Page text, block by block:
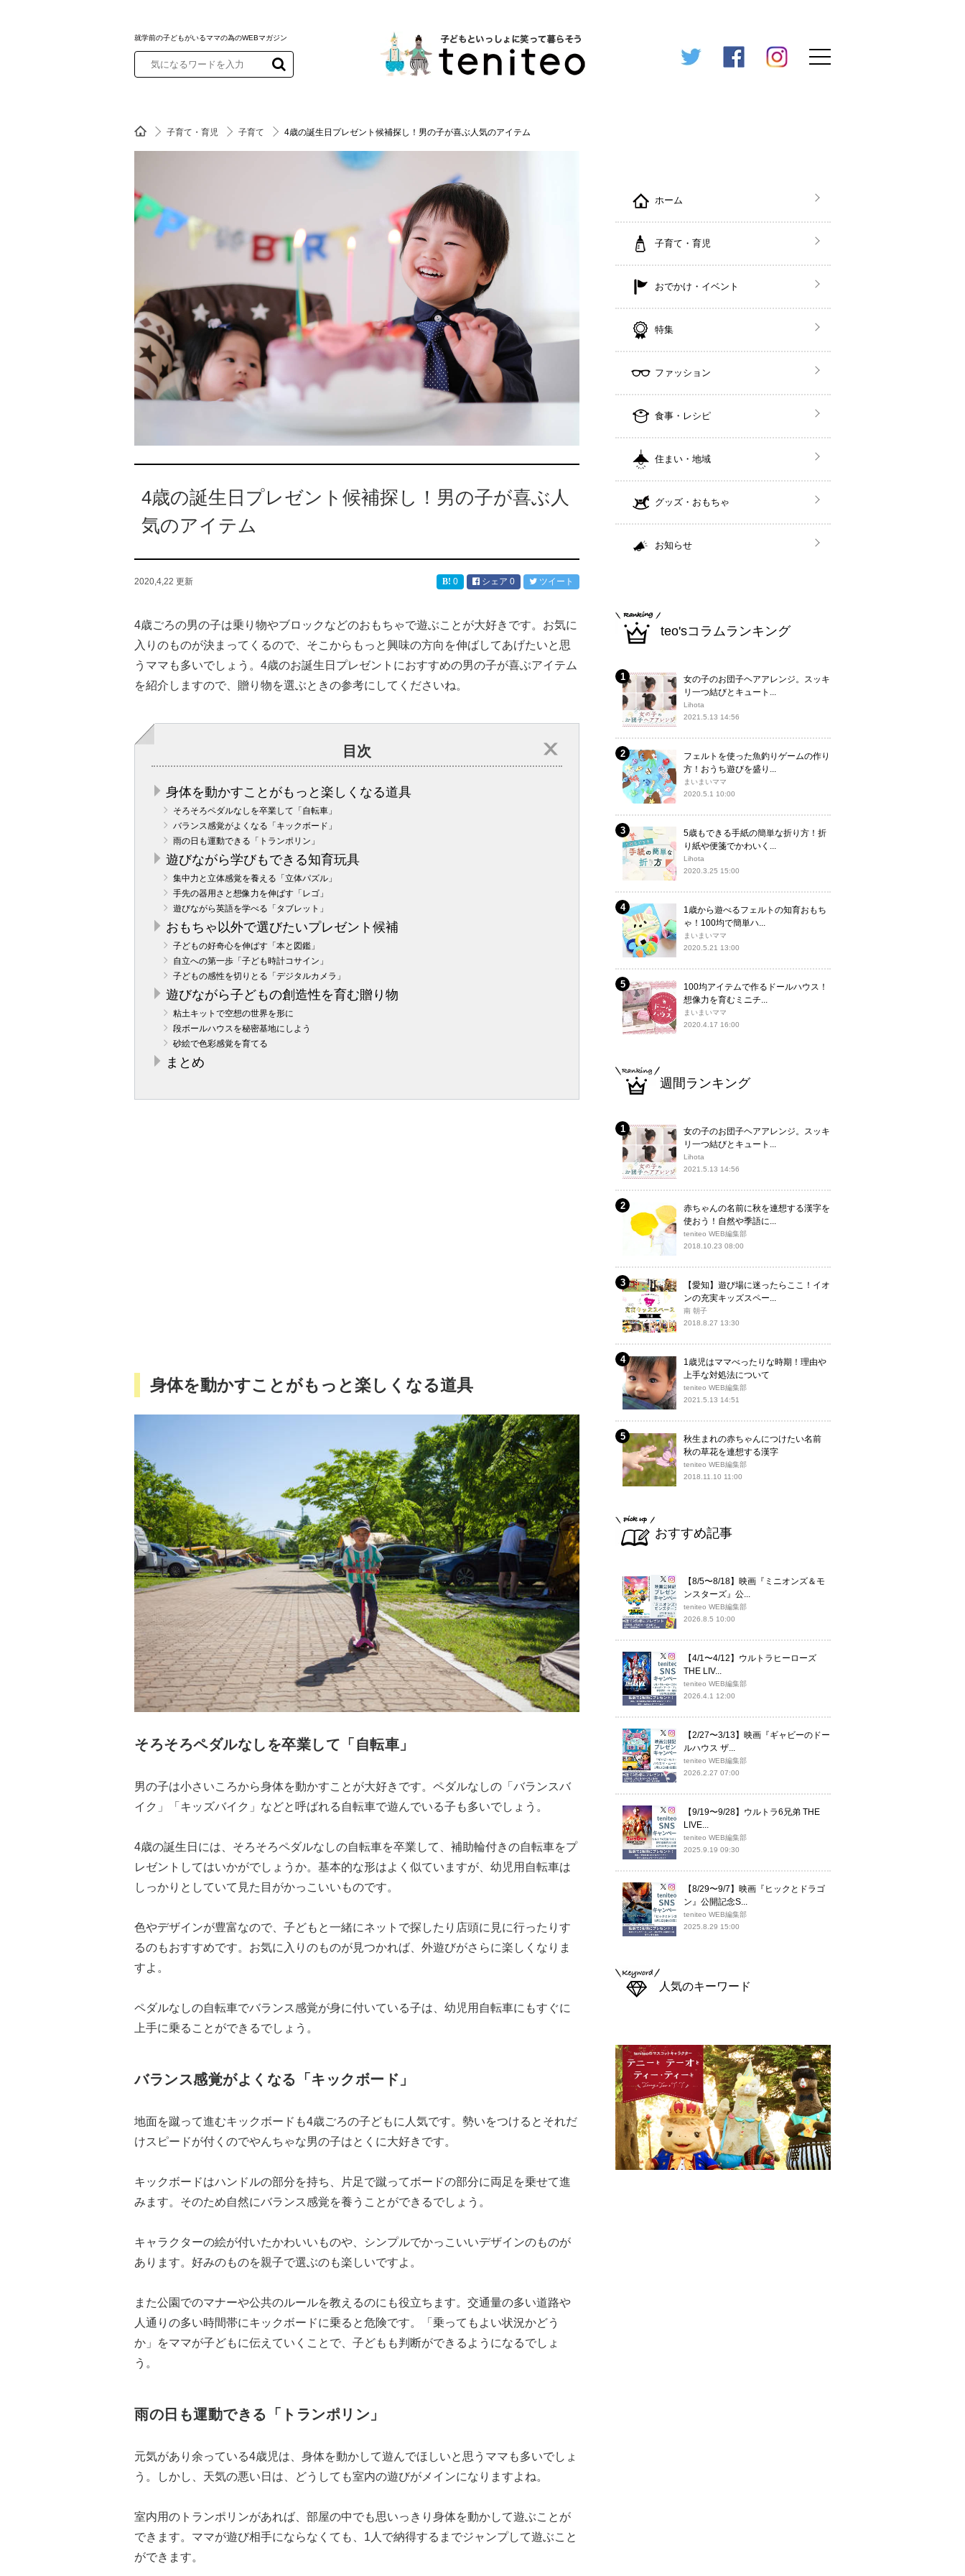
就学前の子どもがいるママの為のWEBマガジン
子育て・育児 子育て 4歳の誕生日プレゼント候補探し！男の子が喜ぶ人気のアイテム
4歳の誕生日プレゼント候補探し！男の子が喜ぶ人
気のアイテム
2020,4,22 更新 0 シェア 0 ツイート
4歳ごろの男の子は乗り物やブロックなどのおもちゃで遊ぶことが大好きです。お気に
入りのものが決まってくるので、そこからもっと興味の方向を伸ばしてあげたいと思
うママも多いでしょう。4歳のお誕生日プレゼントにおすすめの男の子が喜ぶアイテム
を紹介しますので、贈り物を選ぶときの参考にしてくださいね。
目次
身体を動かすことがもっと楽しくなる道具
そろそろペダルなしを卒業して「自転車」
バランス感覚がよくなる「キックボード」
雨の日も運動できる「トランポリン」
遊びながら学びもできる知育玩具
集中力と立体感覚を養える「立体パズル」
手先の器用さと想像力を伸ばす「レゴ」
遊びながら英語を学べる「タブレット」
おもちゃ以外で選びたいプレゼント候補
子どもの好奇心を伸ばす「本と図鑑」
自立への第一歩「子ども時計コサイン」
子どもの感性を切りとる「デジタルカメラ」
遊びながら子どもの創造性を育む贈り物
粘土キットで空想の世界を形に
段ボールハウスを秘密基地にしよう
砂絵で色彩感覚を育てる
まとめ
身体を動かすことがもっと楽しくなる道具
そろそろペダルなしを卒業して「自転車」
男の子は小さいころから身体を動かすことが大好きです。ペダルなしの「バランスバ
イク」「キッズバイク」などと呼ばれる自転車で遊んでいる子も多いでしょう。
4歳の誕生日には、そろそろペダルなしの自転車を卒業して、補助輪付きの自転車をプ
レゼントしてはいかがでしょうか。基本的な形はよく似ていますが、幼児用自転車は
しっかりとしていて見た目がかっこいいものです。
色やデザインが豊富なので、子どもと一緒にネットで探したり店頭に見に行ったりす
るのもおすすめです。お気に入りのものが見つかれば、外遊びがさらに楽しくなりま
すよ。
ペダルなしの自転車でバランス感覚が身に付いている子は、幼児用自転車にもすぐに
上手に乗ることができるでしょう。
バランス感覚がよくなる「キックボード」
地面を蹴って進むキックボードも4歳ごろの子どもに人気です。勢いをつけるとそれだ
けスピードが付くのでやんちゃな男の子はとくに大好きです。
キックボードはハンドルの部分を持ち、片足で蹴ってボードの部分に両足を乗せて進
みます。そのため自然にバランス感覚を養うことができるでしょう。
キャラクターの絵が付いたかわいいものや、シンプルでかっこいいデザインのものが
あります。好みのものを親子で選ぶのも楽しいですよ。
また公園でのマナーや公共のルールを教えるのにも役立ちます。交通量の多い道路や
人通りの多い時間帯にキックボードに乗ると危険です。「乗ってもよい状況かどう
か」をママが子どもに伝えていくことで、子どもも判断ができるようになるでしょ
う。
雨の日も運動できる「トランポリン」
元気があり余っている4歳児は、身体を動かして遊んでほしいと思うママも多いでしょ
う。しかし、天気の悪い日は、どうしても室内の遊びがメインになりますよね。
室内用のトランポリンがあれば、部屋の中でも思いっきり身体を動かして遊ぶことが
できます。ママが遊び相手にならなくても、1人で納得するまでジャンプして遊ぶこと
ができます。
ホーム
子育て・育児
おでかけ・イベント
特集
ファッション
食事・レシピ
住まい・地域
グッズ・おもちゃ
お知らせ
teo'sコラムランキング
女の子のお団子ヘアアレンジ。スッキ
リ一つ結びとキュート...
Lihota
2021.5.13 14:56
フェルトを使った魚釣りゲームの作り
方！おうち遊びを盛り...
まいまいママ
2020.5.1 10:00
5歳もできる手紙の簡単な折り方！折
り紙や便箋でかわいく...
Lihota
2020.3.25 15:00
1歳から遊べるフェルトの知育おもち
ゃ！100均で簡単ハ...
まいまいママ
2020.5.21 13:00
100均アイテムで作るドールハウス！
想像力を育むミニチ...
まいまいママ
2020.4.17 16:00
週間ランキング
女の子のお団子ヘアアレンジ。スッキ
リ一つ結びとキュート...
Lihota
2021.5.13 14:56
赤ちゃんの名前に秋を連想する漢字を
使おう！自然や季語に...
teniteo WEB編集部
2018.10.23 08:00
【愛知】遊び場に迷ったらここ！イオ
ンの充実キッズスペー...
南 朝子
2018.8.27 13:30
1歳児はママべったりな時期！理由や
上手な対処法について
teniteo WEB編集部
2021.5.13 14:51
秋生まれの赤ちゃんにつけたい名前
秋の草花を連想する漢字
teniteo WEB編集部
2018.11.10 11:00
おすすめ記事
【8/5〜8/18】映画『ミニオンズ＆モ
ンスターズ』公...
teniteo WEB編集部
2026.8.5 10:00
【4/1〜4/12】ウルトラヒーローズ
THE LIV...
teniteo WEB編集部
2026.4.1 12:00
【2/27〜3/13】映画『ギャビーのドー
ルハウス ザ...
teniteo WEB編集部
2026.2.27 07:00
【9/19〜9/28】ウルトラ6兄弟 THE
LIVE...
teniteo WEB編集部
2025.9.19 09:30
【8/29〜9/7】映画『ヒックとドラゴ
ン』公開記念S...
teniteo WEB編集部
2025.8.29 15:00
人気のキーワード